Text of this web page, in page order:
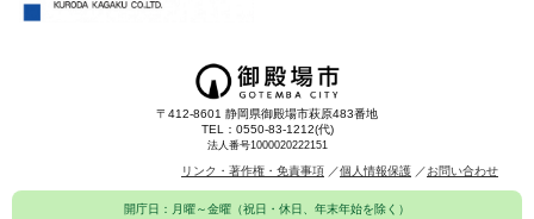
〒412-8601 静岡県御殿場市萩原483番地
TEL：0550-83-1212(代)
法人番号1000020222151
リンク・著作権・免責事項 個人情報保護 お問い合わせ
開庁日：月曜～金曜（祝日・休日、年末年始を除く）